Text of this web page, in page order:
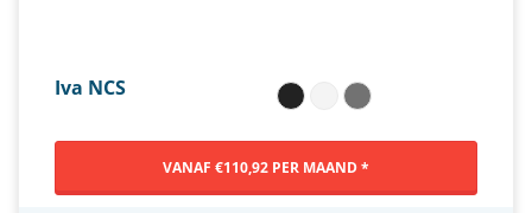
Iva NCS
VANAF €110,92 PER MAAND *